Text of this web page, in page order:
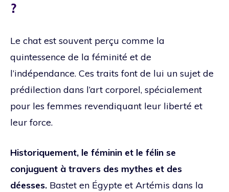
?
Le chat est souvent perçu comme la
quintessence de la féminité et de
l’indépendance. Ces traits font de lui un sujet de
prédilection dans l’art corporel, spécialement
pour les femmes revendiquant leur liberté et
leur force.
Historiquement, le féminin et le félin se
conjuguent à travers des mythes et des
déesses. Bastet en Égypte et Artémis dans la